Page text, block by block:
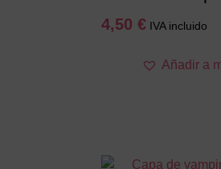
4,50 € IVA incluido
Añadir a